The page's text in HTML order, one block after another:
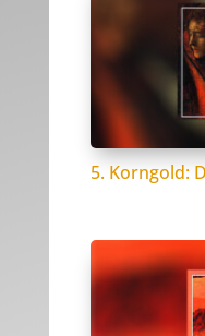
5. Korngold: